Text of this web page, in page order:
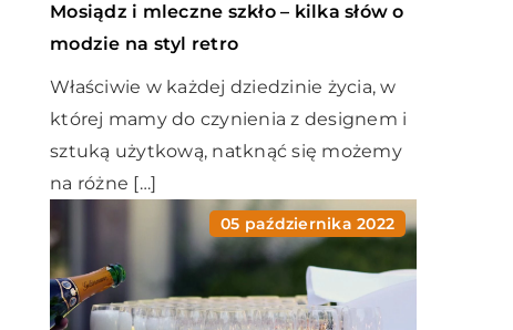
Mosiądz i mleczne szkło – kilka słów o
modzie na styl retro
Właściwie w każdej dziedzinie życia, w
której mamy do czynienia z designem i
sztuką użytkową, natknąć się możemy
na różne […]
05 października 2022